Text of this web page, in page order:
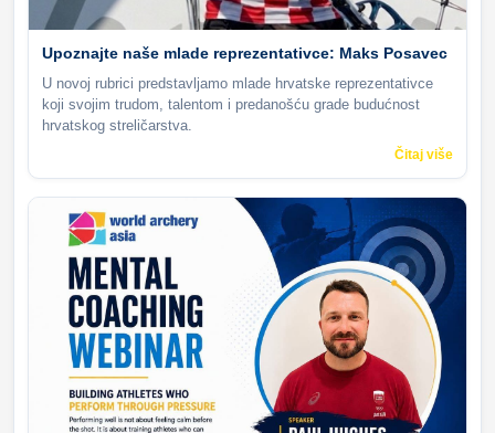
Upoznajte naše mlade reprezentativce: Maks Posavec
U novoj rubrici predstavljamo mlade hrvatske reprezentativce
koji svojim trudom, talentom i predanošću grade budućnost
hrvatskog streličarstva.
Čitaj više